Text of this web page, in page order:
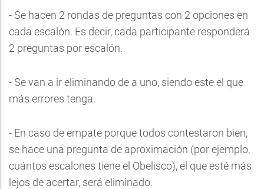
- Se hacen 2 rondas de preguntas con 2 opciones en
cada escalón. Es decir, cada participante responderá
2 preguntas por escalón.
- Se van a ir eliminando de a uno, siendo este el que
más errores tenga.
- En caso de empate porque todos contestaron bien,
se hace una pregunta de aproximación (por ejemplo,
cuántos escalones tiene el Obelisco), el que esté más
lejos de acertar, será eliminado.